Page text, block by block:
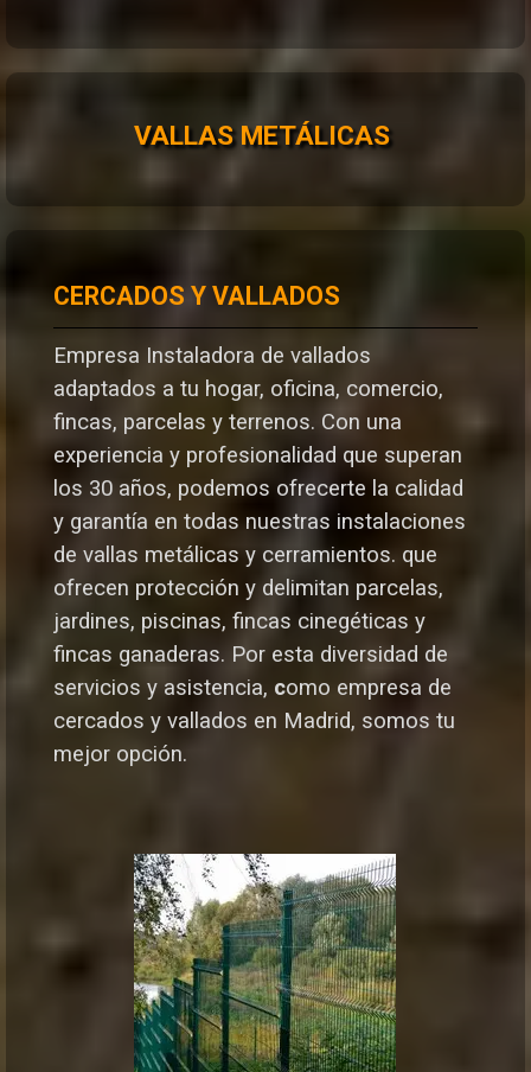
VALLAS METÁLICAS
CERCADOS Y VALLADOS
Empresa Instaladora de vallados
adaptados a tu hogar, oficina, comercio,
fincas, parcelas y terrenos. Con una
experiencia y profesionalidad que superan
los 30 años, podemos ofrecerte la calidad
y garantía en todas nuestras instalaciones
de vallas metálicas y cerramientos. que
ofrecen protección y delimitan parcelas,
jardines, piscinas, fincas cinegéticas y
fincas ganaderas. Por esta diversidad de
servicios y asistencia, como empresa de
cercados y vallados en Madrid, somos tu
mejor opción.